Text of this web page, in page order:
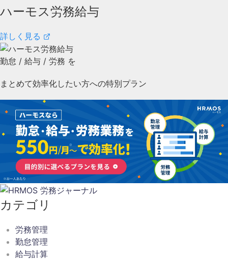
ハーモス労務給与
詳しく見る
勤怠 / 給与 / 労務 を
まとめて効率化したい方への特別プラン
カテゴリ
労務管理
勤怠管理
給与計算